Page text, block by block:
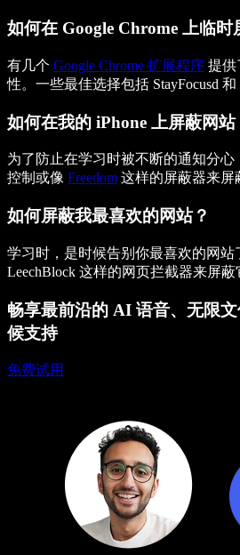
如何在 Google Chrome 上临时
有几个 Google Chrome 扩展程序 提供
性。一些最佳选择包括 StayFocusd 和
如何在我的 iPhone 上屏蔽网站
为了防止在学习时被不断的通知分
控制或像 Freedom 这样的屏蔽器来屏
如何屏蔽我最喜欢的网站？
学习时，是时候告别你最喜欢的网站
LeechBlock 这样的网页拦截器来屏蔽
畅享最前沿的 AI 语音、无限
候支持
免费试用